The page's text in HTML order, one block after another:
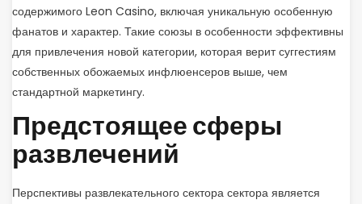
содержимого Leon Casino, включая уникальную особенную
фанатов и характер. Такие союзы в особенности эффективны
для привлечения новой категории, которая верит суггестиям
собственных обожаемых инфлюенсеров выше, чем
стандартной маркетингу.
Предстоящее сферы
развлечений
Перспективы развлекательного сектора сектора является